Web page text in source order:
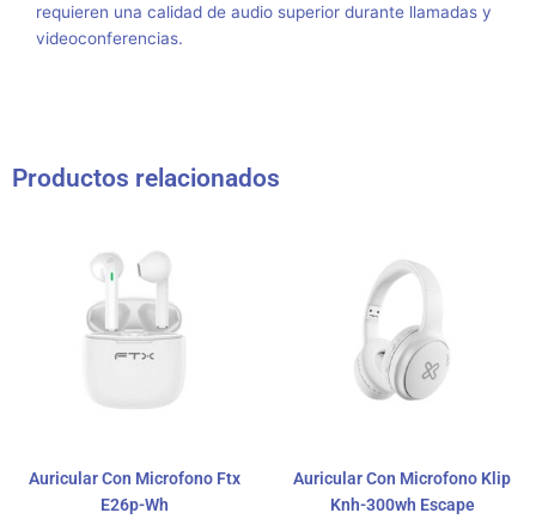
requieren una calidad de audio superior durante llamadas y
videoconferencias.
Productos relacionados
Auricular Con Microfono Ftx
E26p-Wh
Auricular Con Microfono Klip
Knh-300wh Escape